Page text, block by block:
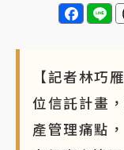
【記者林巧
位信託計畫
產管理痛點